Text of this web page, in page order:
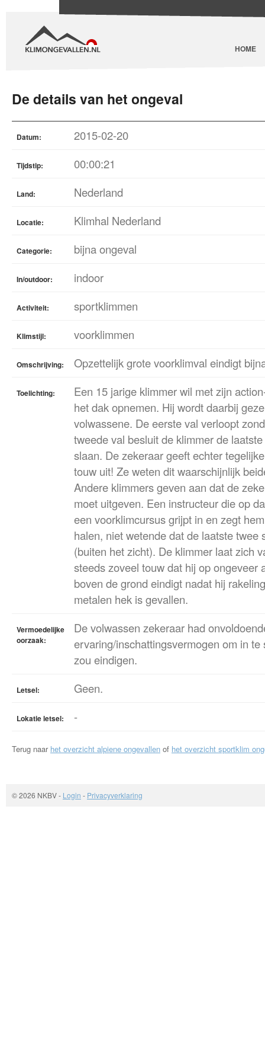
HOME
De details van het ongeval
Datum: 2015-02-20
Tijdstip: 00:00:21
Land: Nederland
Locatie: Klimhal Nederland
Categorie: bijna ongeval
In/outdoor: indoor
Activiteit: sportklimmen
Klimstijl: voorklimmen
Omschrijving: Opzettelijk grote voorklimval eindigt
Toelichting:
Een 15 jarige klimmer wil met zijn
het dak opnemen. Hij wordt daarbij
volwassene. De eerste val verloopt
tweede val besluit de klimmer de
slaan. De zekeraar geeft echter
touw uit! Ze weten dit waarschijnlijk
Andere klimmers geven aan dat de
moet uitgeven. Een instructeur die op
een voorklimcursus grijpt in en zegt
halen, niet wetende dat de laatste twee
(buiten het zicht). De klimmer laat zich
steeds zoveel touw dat hij op ongeveer
boven de grond eindigt nadat hij
metalen hek is gevallen.
Vermoedelijke
oorzaak:
De volwassen zekeraar had
ervaring/inschattingsvermogen om in
zou eindigen.
Letsel: Geen.
Lokatie letsel: -
Terug naar het overzicht alpiene ongevallen of het overzicht sportklim
© 2026 NKBV- Login - Privacyverklaring